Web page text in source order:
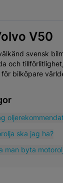
V50
svensk
och
bilköpare
har Volvo V50
mellanklassens
för
har en rik
och V50 är en
ska jag ha?
man byta